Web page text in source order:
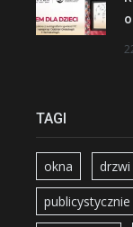
TAGI
okna drzwi
publicystycznie